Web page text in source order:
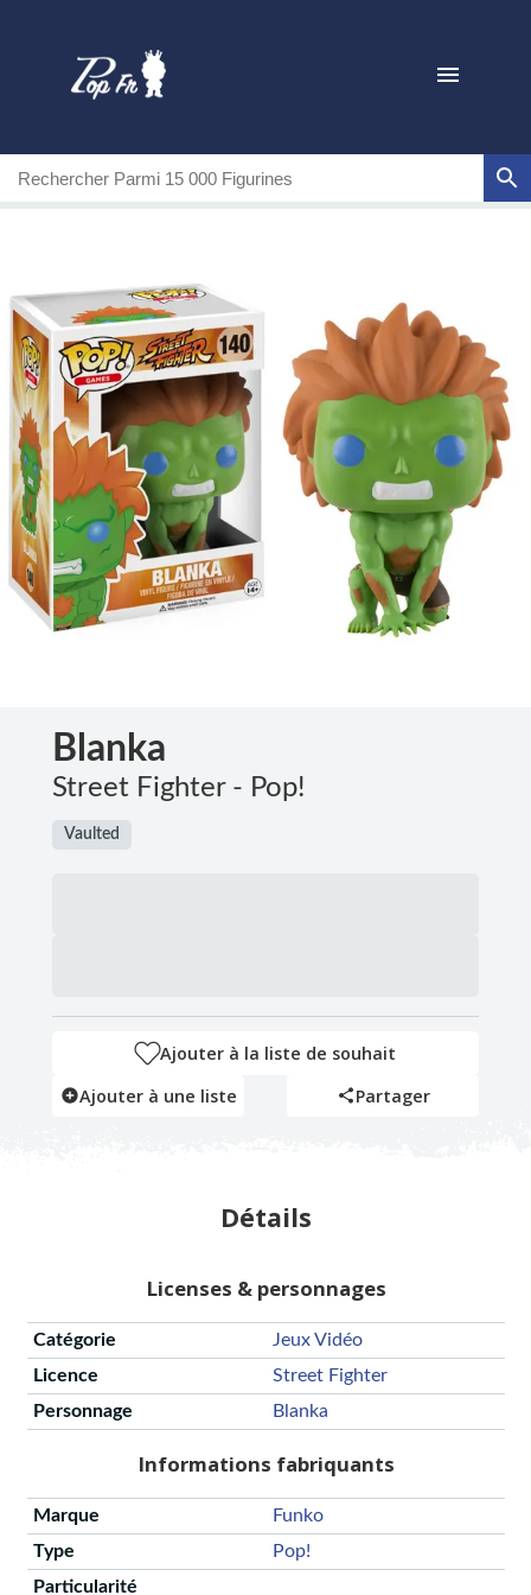
Blanka
Street Fighter - Pop!
Vaulted
Ajouter à la liste de souhait
Ajouter à une liste
Partager
Détails
Licenses & personnages
Catégorie
Jeux Vidéo
Licence
Street Fighter
Personnage
Blanka
Informations fabriquants
Marque
Funko
Type
Pop!
Particularité